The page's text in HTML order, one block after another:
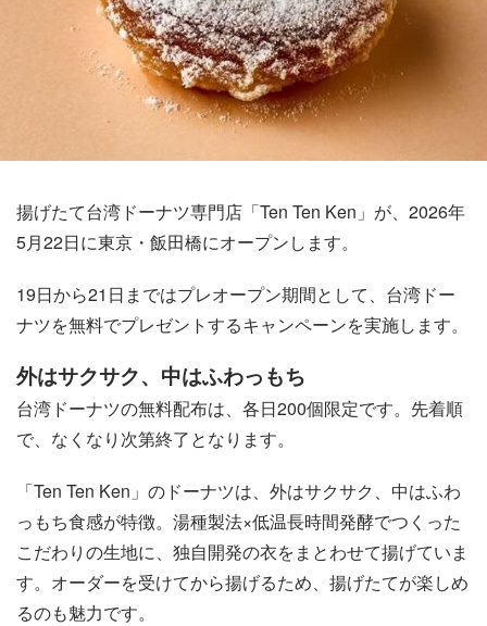
揚げたて台湾ドーナツ専門店「Ten Ten Ken」が、2026年
5月22日に東京・飯田橋にオープンします。
19日から21日まではプレオープン期間として、台湾ドー
ナツを無料でプレゼントするキャンペーンを実施します。
外はサクサク、中はふわっもち
台湾ドーナツの無料配布は、各日200個限定です。先着順
で、なくなり次第終了となります。
「Ten Ten Ken」のドーナツは、外はサクサク、中はふわ
っもち食感が特徴。湯種製法×低温長時間発酵でつくった
こだわりの生地に、独自開発の衣をまとわせて揚げていま
す。オーダーを受けてから揚げるため、揚げたてが楽しめ
るのも魅力です。